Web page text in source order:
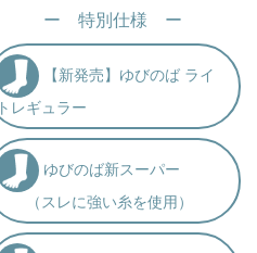
ー 特別仕様 ー
【新発売】ゆびのば ライ
トレギュラー
ゆびのば新スーパー
（スレに強い糸を使用）